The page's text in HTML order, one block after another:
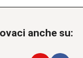
anche su: